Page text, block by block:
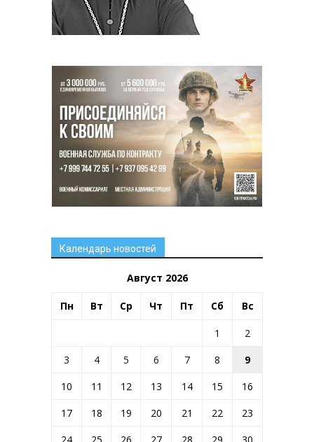
Календарь новостей
Август 2026
Пн Вт Ср Чт Пт Сб Вс
1
2
3
4 5 6 7 8
9
10
11 12 13 14 15
16
17
18 19 20 21 22
23
24
25 26 27 28 29
30